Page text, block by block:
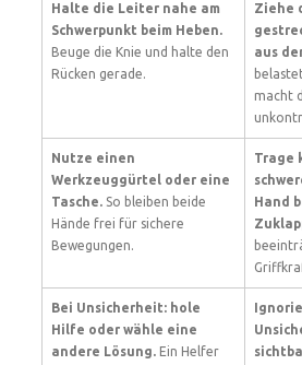
Halte die Leiter nahe am
Schwerpunkt beim Heben.
Beuge die Knie und halte den
Rücken gerade.
Ziehe
aus
macht
Nutze einen
Werkzeuggürtel oder eine
Tasche. So bleiben beide
Hände frei für sichere
Bewegungen.
Trage
Hand
Bei Unsicherheit: hole
Hilfe oder wähle eine
andere Lösung. Ein Helfer